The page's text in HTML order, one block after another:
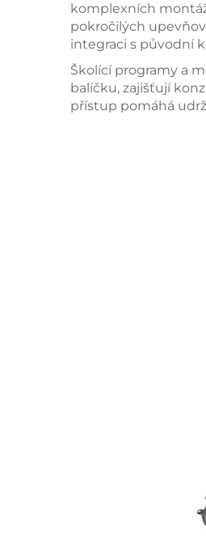
komplexních
pokročilých
integraci s původní
Školící programy a
balíčku, zajišťují
přístup pomáhá